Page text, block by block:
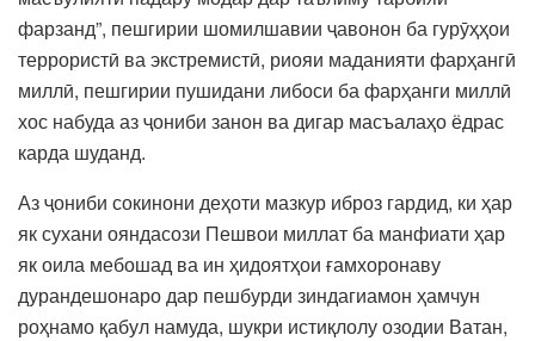
фарзанд”, пешгирии шомилшавии ҷавонон ба гурӯҳҳои
террористӣ ва экстремистӣ, риояи маданияти фарҳангӣ
миллӣ, пешгирии пушидани либоси ба фарҳанги миллӣ
хос набуда аз ҷониби занон ва дигар масъалаҳо ёдрас
карда шуданд.
Аз ҷониби сокинони деҳоти мазкур иброз гардид, ки ҳар
як сухани ояндасози Пешвои миллат ба манфиати ҳар
як оила мебошад ва ин ҳидоятҳои ғамхоронаву
дурандешонаро дар пешбурди зиндагиамон ҳамчун
роҳнамо қабул намуда, шукри истиқлолу озодии Ватан,